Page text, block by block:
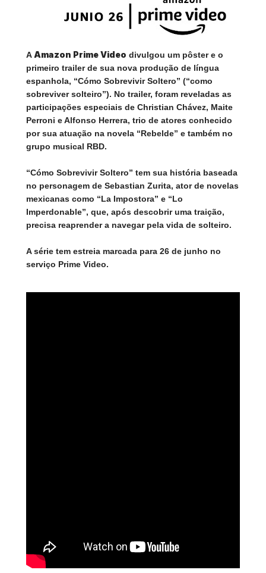
A Amazon Prime Video divulgou um pôster e o
primeiro trailer de sua nova produção de língua
espanhola, “Cómo Sobrevivir Soltero” (“como
sobreviver solteiro”). No trailer, foram reveladas as
participações especiais de Christian Chávez, Maite
Perroni e Alfonso Herrera, trio de atores conhecido
por sua atuação na novela “Rebelde” e também no
grupo musical RBD.
“Cómo Sobrevivir Soltero” tem sua história baseada
no personagem de Sebastian Zurita, ator de novelas
mexicanas como “La Impostora” e “Lo
Imperdonable”, que, após descobrir uma traição,
precisa reaprender a navegar pela vida de solteiro.
A série tem estreia marcada para 26 de junho no
serviço Prime Video.